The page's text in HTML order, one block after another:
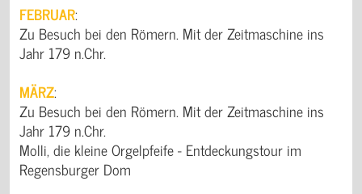
FEBRUAR:
Zu Besuch bei den Römern. Mit der Zeitmaschine ins
Jahr 179 n.Chr.
MÄRZ:
Zu Besuch bei den Römern. Mit der Zeitmaschine ins
Jahr 179 n.Chr.
Molli, die kleine Orgelpfeife - Entdeckungstour im
Regensburger Dom